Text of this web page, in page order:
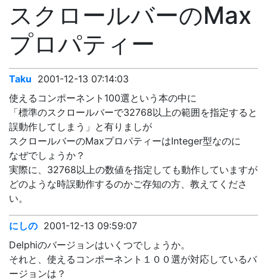
スクロールバーのMax
プロパティー
Taku 2001-12-13 07:14:03
使えるコンポーネント100選という本の中に
「標準のスクロールバーで32768以上の範囲を指定すると
誤動作してしまう」と有りましが
スクロールバーのMaxプロパティーはInteger型なのに
なぜでしょうか？
実際に、32768以上の数値を指定しても動作していますが
どのような時誤動作するのかご存知の方、教えてくださ
い。
にしの 2001-12-13 09:59:07
Delphiのバージョンはいくつでしょうか。
それと、使えるコンポーネント１００選が対応しているバ
ージョンは？